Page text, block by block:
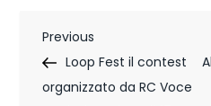
N
a
Previous
Post
Previous
Loop Fest il contest
organizzato da RC Voce